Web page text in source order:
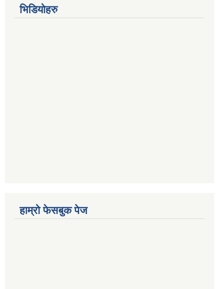
भिडियोहरु
हाम्रो फेसबुक पेज